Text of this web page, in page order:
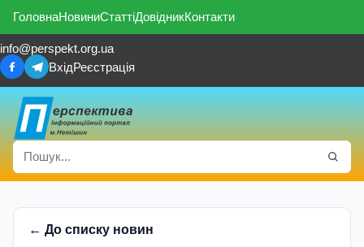
ГоловнаНовиниСтаттіДовідникКонтакти
info@perspekt.org.ua
ВхідРеєстрація
← До списку новин